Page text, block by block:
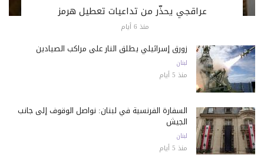
عراقجي يحذّر من تداعيات تعطيل هرمز
منذ 6 أيام
زورق إسرائيلي يطلق النار على مراكب الصيادين
لبنان
منذ 5 أيام
السفارة الفرنسية في لبنان: نواصل الوقوف إلى جانب
الجيش
لبنان
منذ 5 أيام